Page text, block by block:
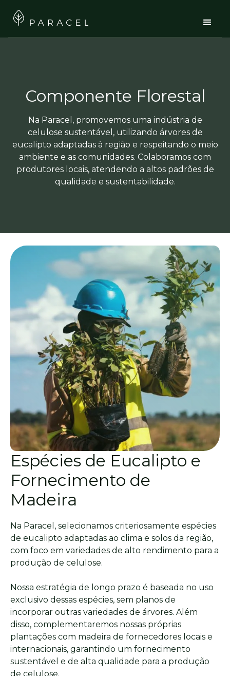
Componente Florestal
Na Paracel, promovemos uma indústria de
celulose sustentável, utilizando árvores de
eucalipto adaptadas à região e respeitando o meio
ambiente e as comunidades. Colaboramos com
produtores locais, atendendo a altos padrões de
qualidade e sustentabilidade.
Espécies de Eucalipto e
Fornecimento de
Madeira
Na Paracel, selecionamos criteriosamente espécies
de eucalipto adaptadas ao clima e solos da região,
com foco em variedades de alto rendimento para a
produção de celulose.
Nossa estratégia de longo prazo é baseada no uso
exclusivo dessas espécies, sem planos de
incorporar outras variedades de árvores. Além
disso, complementaremos nossas próprias
plantações com madeira de fornecedores locais e
internacionais, garantindo um fornecimento
sustentável e de alta qualidade para a produção
de celulose.